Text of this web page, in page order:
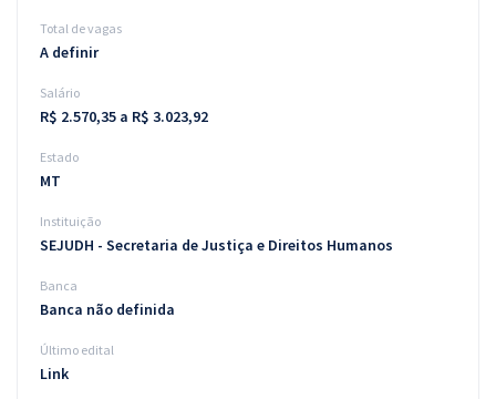
Total de vagas
A definir
Salário
R$ 2.570,35 a R$ 3.023,92
Estado
MT
Instituição
SEJUDH - Secretaria de Justiça e Direitos Humanos
Banca
Banca não definida
Último edital
Link